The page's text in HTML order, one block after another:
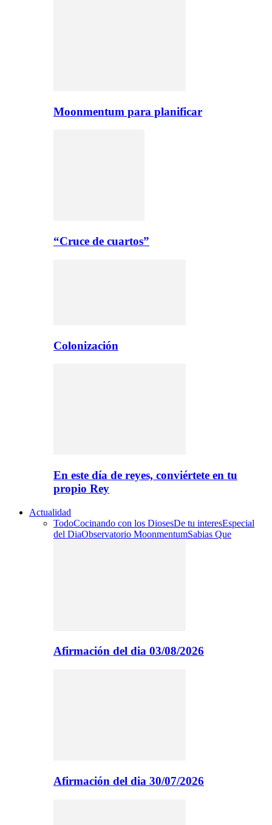
Moonmentum para planificar
“Cruce de cuartos”
Colonización
En este día de reyes, conviértete en tu
propio Rey
Actualidad
TodoCocinando con los DiosesDe tu interesEspecial
del DiaObservatorio MoonmentumSabias Que
Afirmación del dia 03/08/2026
Afirmación del dia 30/07/2026